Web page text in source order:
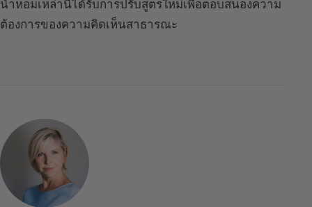
น้ำหอมเหล่านี้ได้รับการปรับสูตรใหม่เพื่อตอบสนองความ
ต้องการของความคิดเห็นสาธารณะ